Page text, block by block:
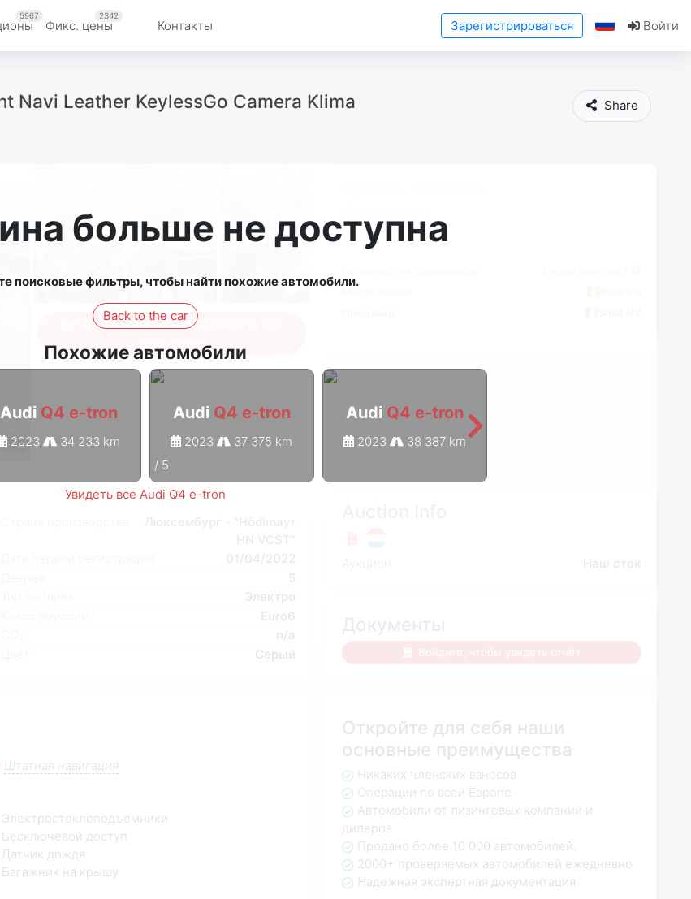
5967
Фикс. цены
2342
Контакты Зарегистрироваться Войти
Navi Leather KeylessGo Camera Klima
Share
больше не доступна
поисковые фильтры, чтобы найти похожие автомобили.
Back to the car
Похожие автомобили
Audi Q4 e-tron
2023 34 233 km
Audi Q4 e-tron
2023 37 375 km
Audi Q4 e-tron
2023 38 387 km
/ 5
Увидеть все Audi Q4 e-tron
Откройте для себя наши
основные преимущества
Никаких членских взносов
Операции по всей Европе
Автомобили от лизинговых компаний и
дилеров
Продано более 10 000 автомобилей.
2000+ проверяемых автомобилей ежедневно
Надежная экспертная документация
Авторизуйтесь, чтобы увидеть все
фотографии
n/a
Серый
Штатная навигация
Электростеклоподъемники
Бесключевой доступ
Датчик дождя
Багажник на крышу